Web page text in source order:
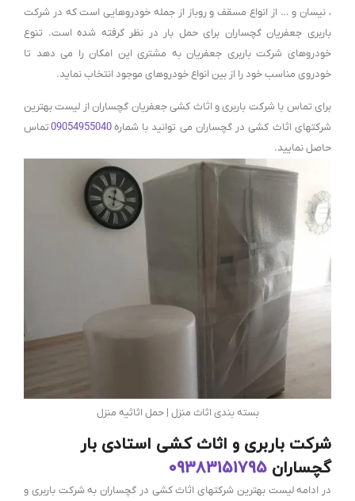
، نیسان و … از انواع مسقف و روباز از جمله خودروهایی است که در شرکت
باربری جعفریان گچساران برای حمل بار در نظر گرفته شده است. تنوع
خودروهای شرکت باربری جعفریان به مشتری این امکان را می دهد تا
خودروی مناسب خود را از بین انواع خودروهای موجود انتخاب نماید.
برای تماس با شرکت باربری و اثاث کشی جعفریان گچساران از لیست بهترین
شرکتهای اثاث کشی در گچساران می توانید با شماره09054955040تماس
حاصل نمایید.
بسته بندی اثاث منزل | حمل اثاثیه منزل
شرکت باربری و اثاث کشی استادی بار
گچساران 09383151795
در ادامه لیست بهترین شرکتهای اثاث کشی در گچساران به شرکت باربری و